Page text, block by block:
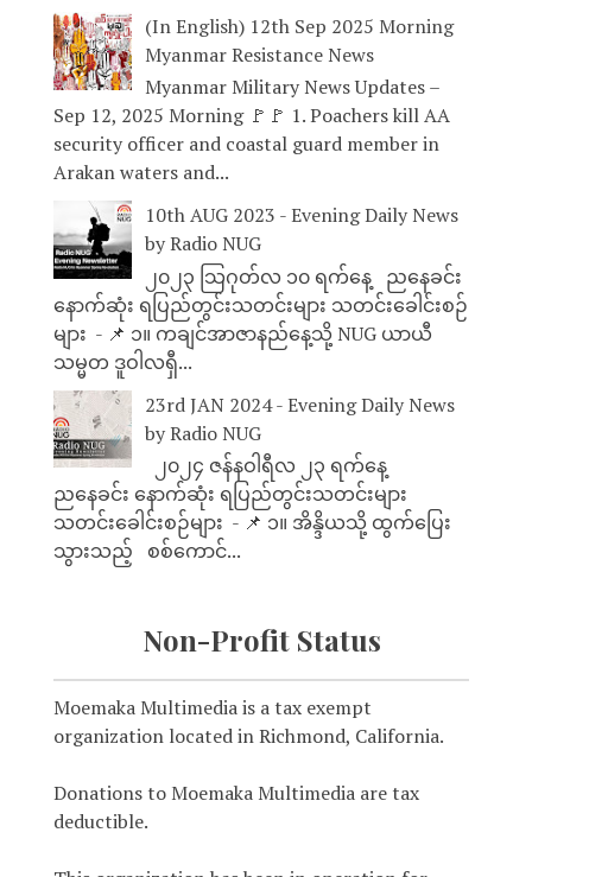
(In English) 12th Sep 2025 Morning
Myanmar Resistance News
Myanmar Military News Updates –
Sep 12, 2025 Morning 🚩🚩 1. Poachers kill AA
security officer and coastal guard member in
Arakan waters and...
10th AUG 2023 - Evening Daily News
by Radio NUG
၂၀၂၃ သြဂုတ်လ ၁၀ ရက်နေ့ ညနေခင်း
နောက်ဆုံး ရပြည်တွင်းသတင်းများ သတင်းခေါင်းစဉ်
များ - 📌 ၁။ ကချင်အာဇာနည်နေ့သို့ NUG ယာယီ
သမ္မတ ဒူဝါလရှီ...
23rd JAN 2024 - Evening Daily News
by Radio NUG
၂၀၂၄ ဇန်နဝါရီလ ၂၃ ရက်နေ့
ညနေခင်း နောက်ဆုံး ရပြည်တွင်းသတင်းများ
သတင်းခေါင်းစဉ်များ - 📌 ၁။ အိန္ဒိယသို့ ထွက်ပြေး
သွားသည့် စစ်ကောင်...
Non-Profit Status
Moemaka Multimedia is a tax exempt
organization located in Richmond, California.
Donations to Moemaka Multimedia are tax
deductible.